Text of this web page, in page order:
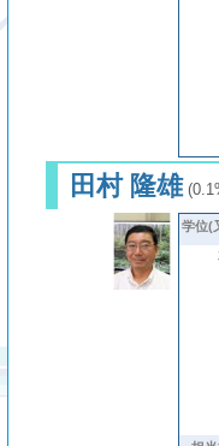
田村 隆雄
学位(